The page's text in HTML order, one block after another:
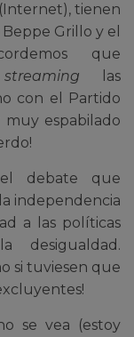
tienen
Grillo y el
que
streaming las
con el Partido
muy espabilado
debate que
independencia
a las políticas
si tuviesen que
se vea (estoy